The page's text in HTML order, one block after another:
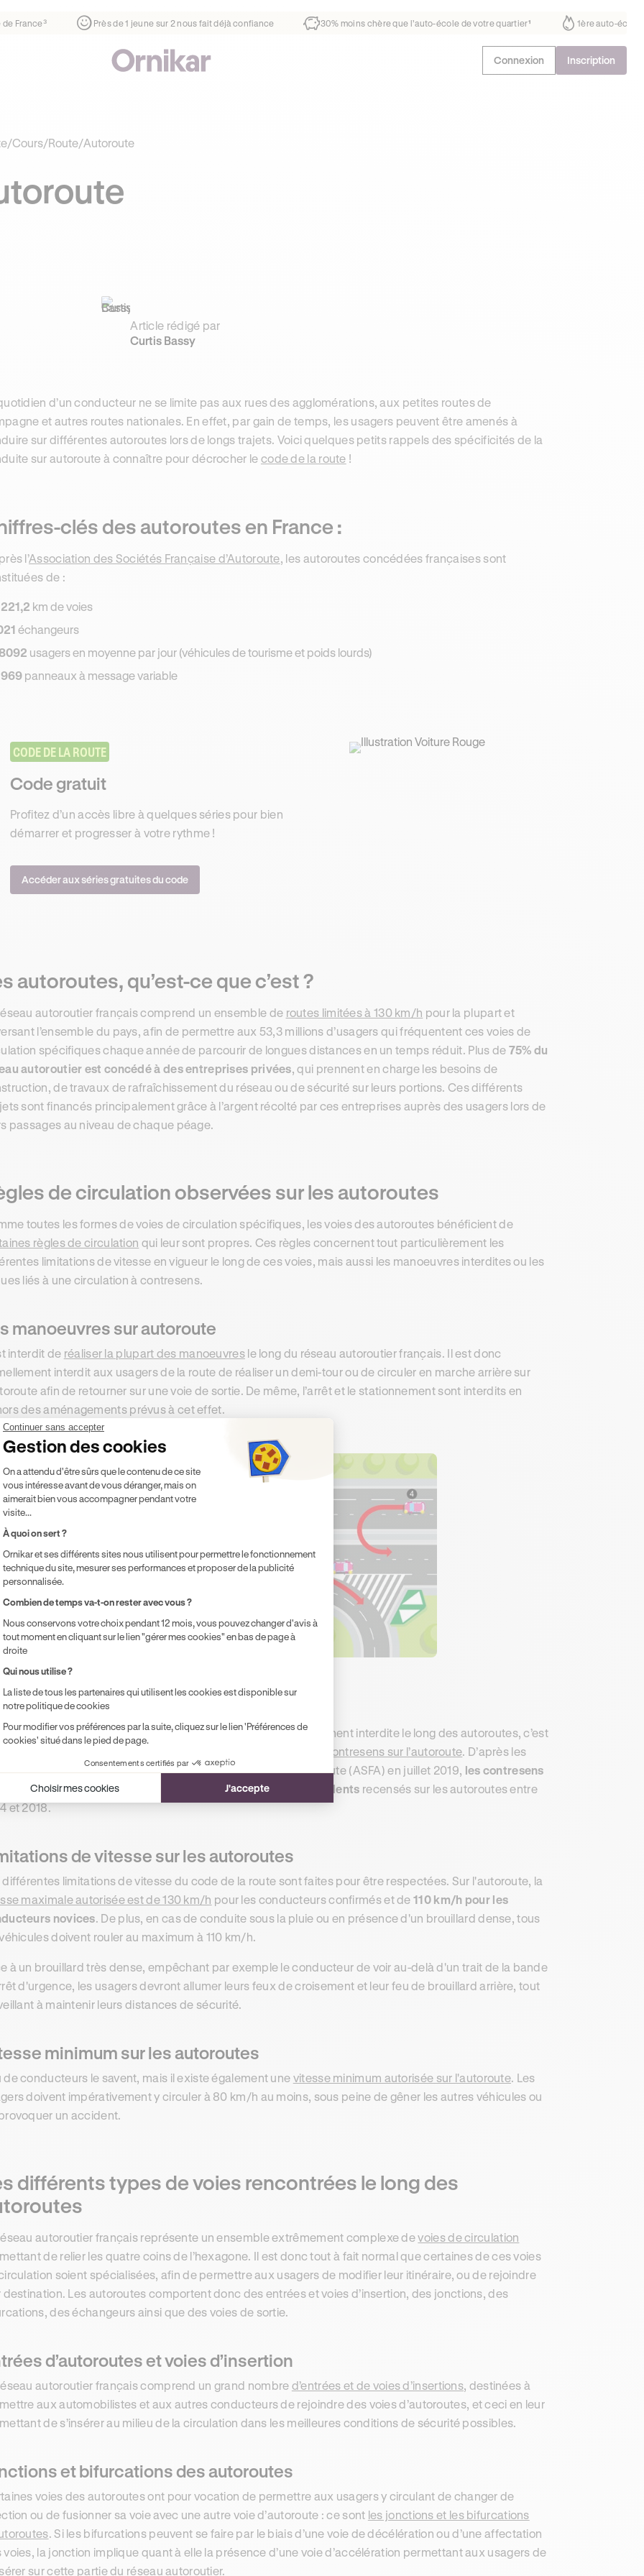
¹ 1ère auto-école de France³ Près de 1 jeune sur 2 nous fait déjà confiance 30% moins chère que l’auto-école de votre quartier
Connexion Inscription
/Cours/Route/Autoroute
Article rédigé par
Curtis Bassy
d’un conducteur ne se limite pas aux rues des agglomérations, aux petites routes de
et autres routes nationales. En effet, par gain de temps, les usagers peuvent être amenés à
sur différentes autoroutes lors de longs trajets. Voici quelques petits rappels des spécificités de la
sur autoroute à connaître pour décrocher le code de la route !
clés des autoroutes en France :
l’Association des Sociétés Française d’Autoroute, les autoroutes concédées françaises sont
de :
km de voies
échangeurs
usagers en moyenne par jour (véhicules de tourisme et poids lourds)
panneaux à message variable
CODE DE LA ROUTE
Code gratuit
Profitez d’un accès libre à quelques séries pour bien
démarrer et progresser à votre rythme !
Accéder aux séries gratuites du code
autoroutes, qu’est-ce que c’est ?
autoroutier français comprend un ensemble de routes limitées à 130 km/h pour la plupart et
l’ensemble du pays, afin de permettre aux 53,3 millions d’usagers qui fréquentent ces voies de
spécifiques chaque année de parcourir de longues distances en un temps réduit. Plus de 75% du
autoroutier est concédé à des entreprises privées, qui prennent en charge les besoins de
de travaux de rafraîchissement du réseau ou de sécurité sur leurs portions. Ces différents
sont financés principalement grâce à l’argent récolté par ces entreprises auprès des usagers lors de
passages au niveau de chaque péage.
de circulation observées sur les autoroutes
toutes les formes de voies de circulation spécifiques, les voies des autoroutes bénéficient de
règles de circulation qui leur sont propres. Ces règles concernent tout particulièrement les
limitations de vitesse en vigueur le long de ces voies, mais aussi les manoeuvres interdites ou les
liés à une circulation à contresens.
manoeuvres sur autoroute
interdit de réaliser la plupart des manoeuvresle long du réseau autoroutier français. Il est donc
interdit aux usagers de la route de réaliser un demi-tour ou de circuler en marche arrière sur
afin de retourner sur une voie de sortie. De même, l’arrêt et le stationnement sont interdits en
des aménagements prévus à cet effet.
contresens sur autoroute
réalisation d’une grande majorité de manoeuvres est formellement interdite le long des autoroutes, c’est
circuler à contresens sur l’autoroute. D’après les
publiés par l’Association des Sociétés Françaises d’Autoroute (ASFA) en juillet 2019, les contresens
que les reculs étaient responsables de près de 8% des accidents recensés sur les autoroutes entre
et 2018.
de vitesse sur les autoroutes
différentes limitations de vitesse du code de la route sont faites pour être respectées. Sur l'autoroute, la
maximale autorisée est de 130 km/h pour les conducteurs confirmés et de110 km/h pour les
novices. De plus, en cas de conduite sous la pluie ou en présence d'un brouillard dense, tous
doivent rouler au maximum à 110 km/h.
à un brouillard très dense, empêchant par exemple le conducteur de voir au-delà d'un trait de la bande
d'urgence, les usagers devront allumer leurs feux de croisement et leur feu de brouillard arrière, tout
à maintenir leurs distances de sécurité.
minimum sur les autoroutes
de conducteurs le savent, mais il existe également une vitesse minimum autorisée sur l'autoroute. Les
doivent impérativement y circuler à 80 km/h au moins, sous peine de gêner les autres véhicules ou
un accident.
différents types de voies rencontrées le long des
autoroutier français représente un ensemble extrêmement complexe devoies de circulation
de relier les quatre coins de l’hexagone. Il est donc tout à fait normal que certaines de ces voies
soient spécialisées, afin de permettre aux usagers de modifier leur itinéraire, ou de rejoindre
destination. Les autoroutes comportent donc des entrées et voies d’insertion, des jonctions, des
des échangeurs ainsi que des voies de sortie.
d’autoroutes et voies d’insertion
autoroutier français comprend un grand nombre d’entrées et de voies d’insertions, destinées à
aux automobilistes et aux autres conducteurs de rejoindre des voies d’autoroutes, et ceci en leur
de s’insérer au milieu de la circulation dans les meilleures conditions de sécurité possibles.
et bifurcations des autoroutes
voies des autoroutes ont pour vocation de permettre aux usagers y circulant de changer de
ou de fusionner sa voie avec une autre voie d’autoroute : ce sont les jonctions et les bifurcations
. Si les bifurcations peuvent se faire par le biais d’une voie de décélération ou d’une affectation
voies, la jonction implique quant à elle la présence d’une voie d’accélération permettant aux usagers de
sur cette partie du réseau autoroutier.
Continuer sans accepter
Gestion des cookies
Plateforme de Gestion du Consentement : Personnalisez vos Options
On a attendu d'être sûrs que le contenu de ce site
vous intéresse avant de vous déranger, mais on
aimerait bien vous accompagner pendant votre
visite...
À quoi on sert ?
Ornikar et ses différents sites nous utilisent pour permettre le fonctionnement
technique du site, mesurer ses performances et proposer de la publicité
personnalisée.
Combien de temps va-t-on rester avec vous ?
Nous conservons votre choix pendant 12 mois, vous pouvez changer d'avis à
tout moment en cliquant sur le lien "gérer mes cookies" en bas de page à
droite
Qui nous utilise ?
La liste de tous les partenaires qui utilisent les cookies est disponible sur
notre politique de cookies
Pour modifier vos préférences par la suite, cliquez sur le lien 'Préférences de
cookies' situé dans le pied de page.
Consentements certifiés par
Choisir mes cookies J'accepte
Axeptio consent